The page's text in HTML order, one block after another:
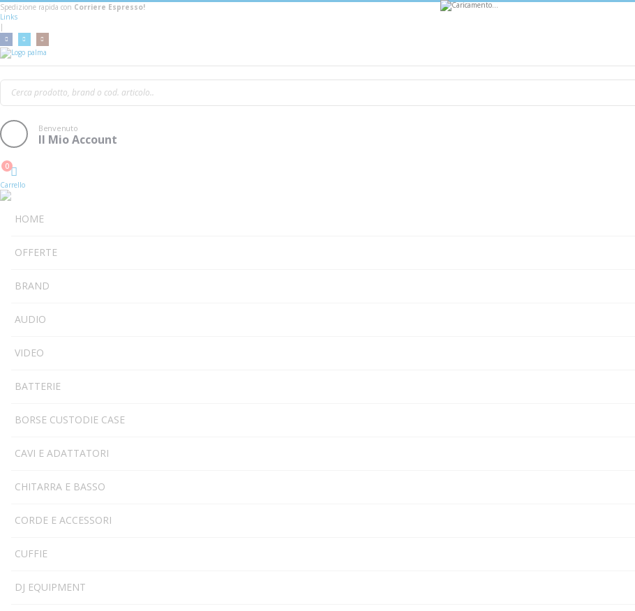
Spedizione rapida con Corriere Espresso!
Links
|
Benvenuto
Il Mio Account
Cart
0
Carrello
HOME
OFFERTE
BRAND
AUDIO
VIDEO
BATTERIE
BORSE CUSTODIE CASE
CAVI E ADATTATORI
CHITARRA E BASSO
CORDE E ACCESSORI
CUFFIE
DJ EQUIPMENT